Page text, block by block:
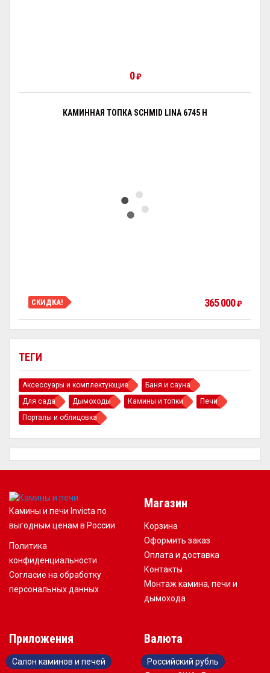
ТЕГИ
Аксессуары и комплектующие
Баня и сауна
Для сада
Дымоходы Камины и топки
Печи
Порталы и облицовка
0₽
КАМИННАЯ ТОПКА SCHMID LINA 6745 H
СКИДКА! 365 000₽
Камины и печи Invicta по
выгодным ценам в России
Политика
конфиденциальности
Согласие на обработку
персональных данных
Магазин
Корзина
Оформить заказ
Оплата и доставка
Контакты
Монтаж камина, печи и
дымохода
Приложения
Салон каминов и печей
Валюта
Российский рубль